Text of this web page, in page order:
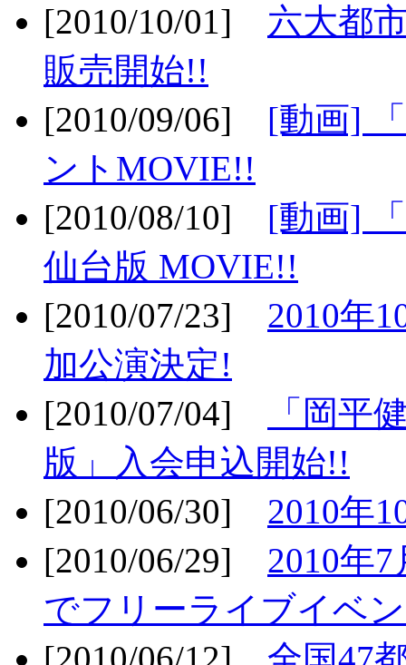
[2010/10/01] 六大都
販売開始!!
[2010/09/06] [動画]
ントMOVIE!!
[2010/08/10] [動画]
仙台版 MOVIE!!
[2010/07/23] 2010年
加公演決定!
[2010/07/04]
「岡平
版」入会申込開始!!
[2010/06/30] 2010年
[2010/06/29] 2010年
でフリーライブイベ